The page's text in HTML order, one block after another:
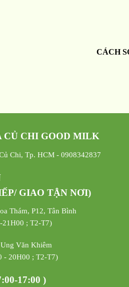
CÁCH
CỦ CHI GOOD MILK
Chi, Tp. HCM - 0908342837
GIAO TẬN NƠI)
Thám, P12, Tân Bình
; T2-T7)
Văn Khiêm
- 20H00 ; T2-T7)
17:00 )